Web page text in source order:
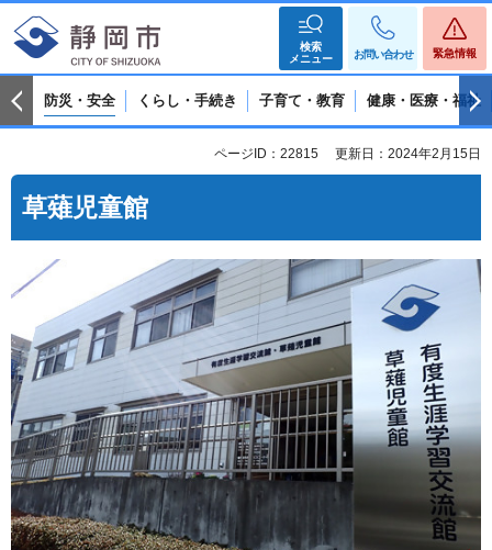
検索
メニュー
お問い合わせ 緊急情報
防災・安全 くらし・手続き 子育て・教育 健康・医療・福祉
ページID：22815 更新日：2024年2月15日
草薙児童館